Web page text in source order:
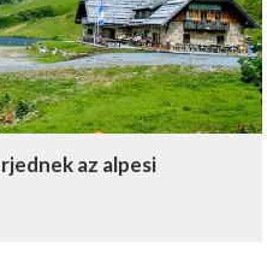
az alpesi